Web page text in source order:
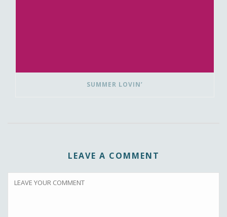
SUMMER LOVIN’
LEAVE A COMMENT